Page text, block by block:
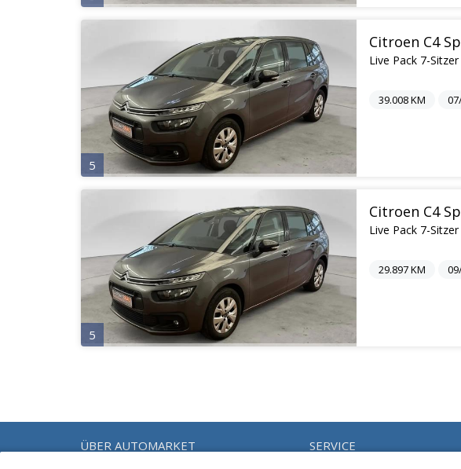
5
Citroen C4
Live Pack 7-
39.008KM
5
Citroen C4
Live Pack 7-
29.897KM
ÜBER AUTOMARKET SERVICE